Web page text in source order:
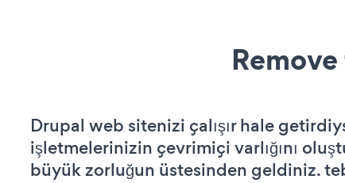
Drupal web sitenizi çalışır hale
işletmelerinizin çevrimiçi varlığını
büyük zorluğun üstesinden geldiniz.